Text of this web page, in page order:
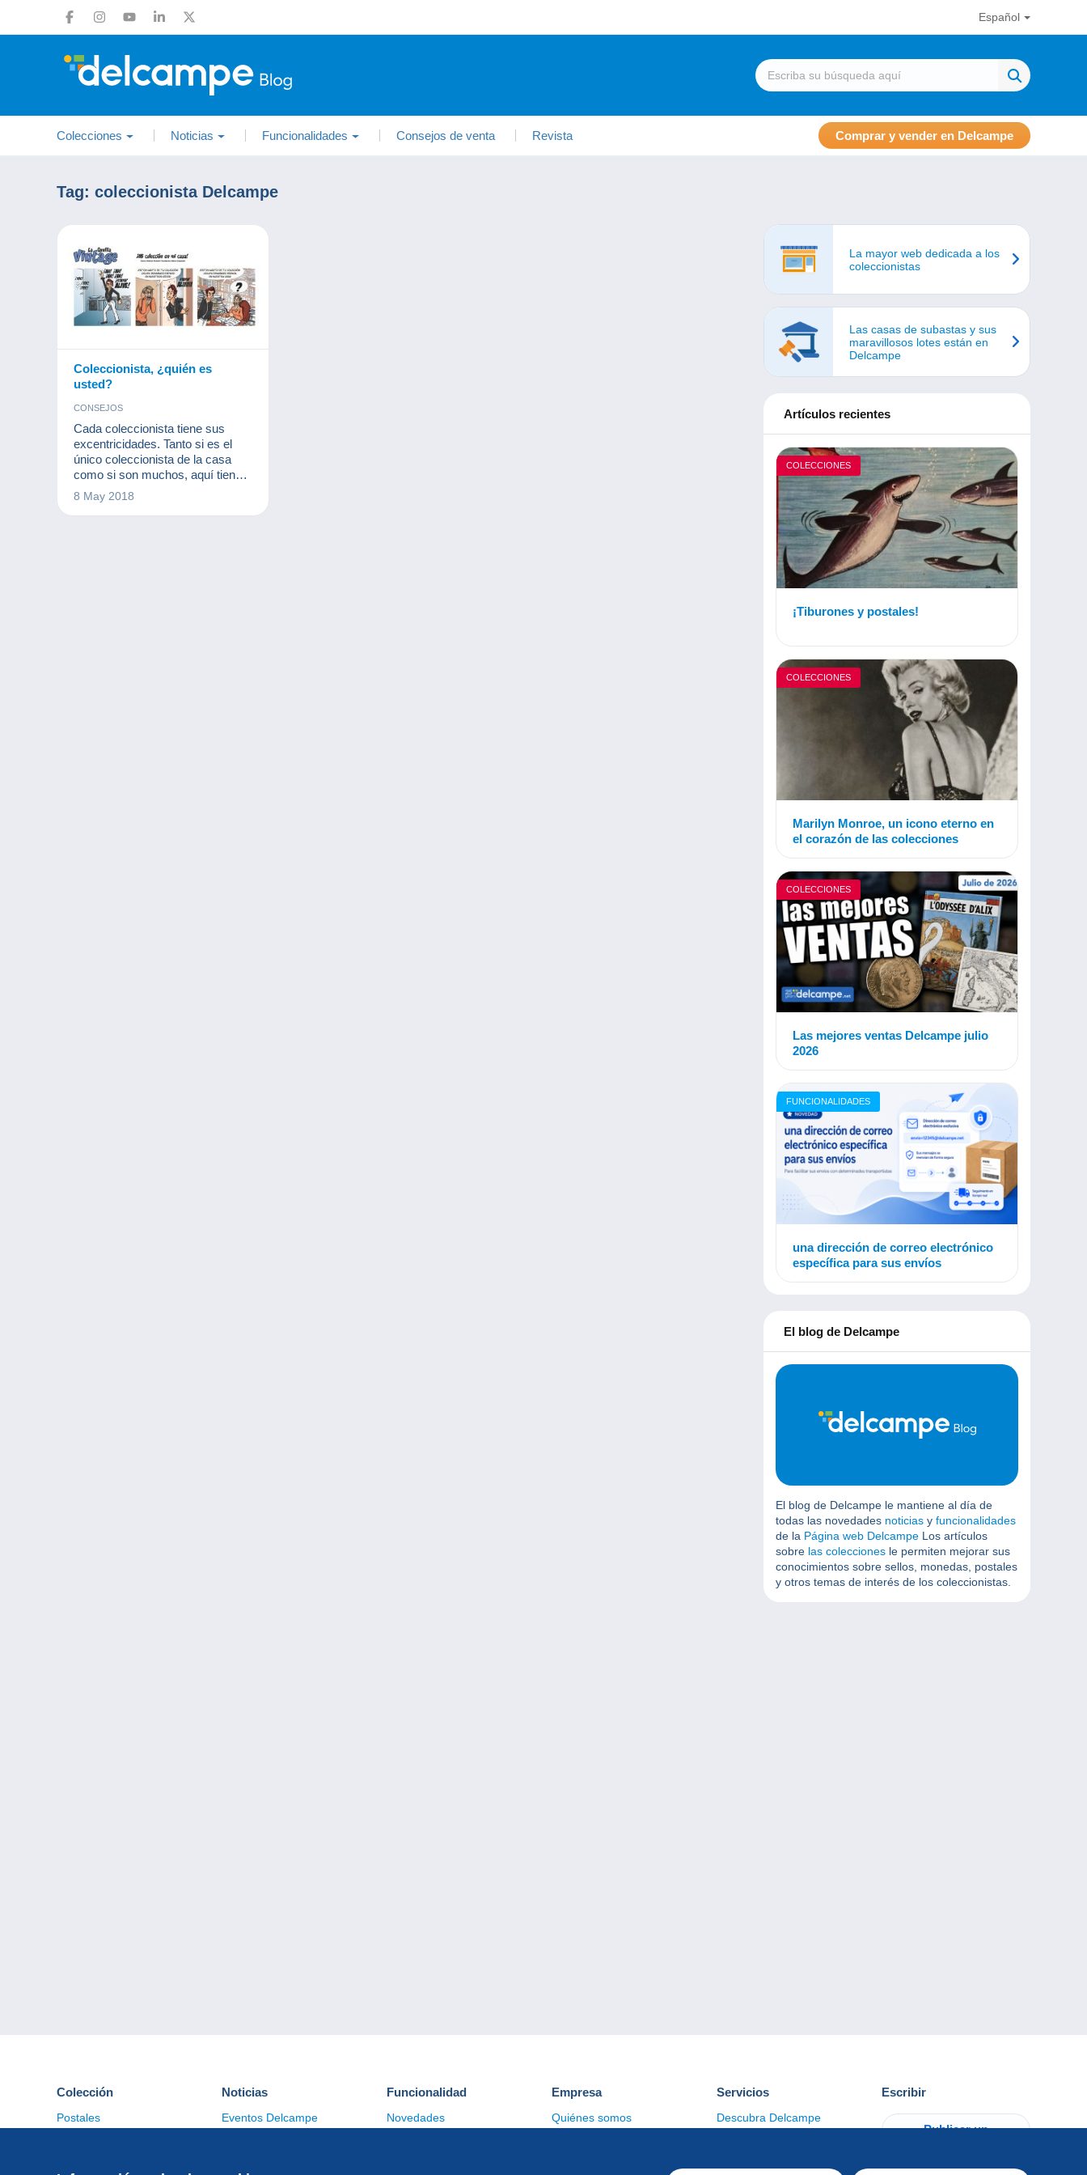
Español
Colecciones Noticias Funcionalidades Consejos de venta Revista Comprar y vender en Delcampe
Tag: coleccionista Delcampe
Coleccionista, ¿quién es
usted?
CONSEJOS
Cada coleccionista tiene sus
excentricidades. Tanto si es el
único coleccionista de la casa
como si son muchos, aquí tiene
un pequeño artículo para pasar
un buen rato todos juntos...
8 May 2018
La mayor web dedicada a los
coleccionistas
Las casas de subastas y sus
maravillosos lotes están en
Delcampe
Artículos recientes
COLECCIONES
¡Tiburones y postales!
COLECCIONES
Marilyn Monroe, un icono eterno en
el corazón de las colecciones
COLECCIONES
Las mejores ventas Delcampe julio
2026
FUNCIONALIDADES
una dirección de correo electrónico
específica para sus envíos
El blog de Delcampe
El blog de Delcampe le mantiene al día de
todas las novedades noticias y funcionalidades
de la Página web Delcampe Los artículos
sobre las colecciones le permiten mejorar sus
conocimientos sobre sellos, monedas, postales
y otros temas de interés de los coleccionistas.
Colección
Postales
Noticias
Eventos Delcampe
Funcionalidad
Novedades
Empresa
Quiénes somos
Servicios
Descubra Delcampe
Escribir
Publicar un